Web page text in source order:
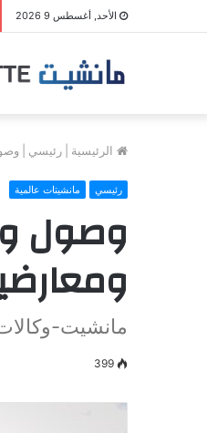
الأحد, أغسطس 9 2026
الرئيسية رئيسي
رئيسي مانشيتات عالمية
وصول
مانشيت-
399